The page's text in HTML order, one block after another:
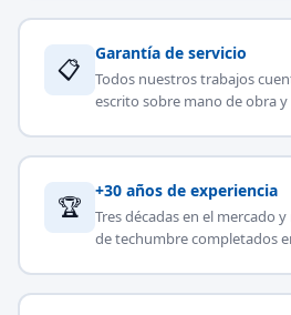
📋
Garantía de servicio
Todos nuestros trabajos
escrito sobre mano de obra y
🏆
+30 años de experiencia
Tres décadas en el mercado
de techumbre completados